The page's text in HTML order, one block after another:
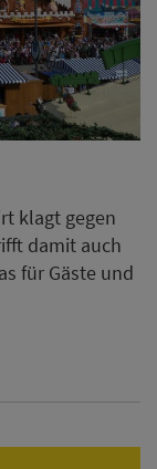
klagt gegen
damit auch
für Gäste und